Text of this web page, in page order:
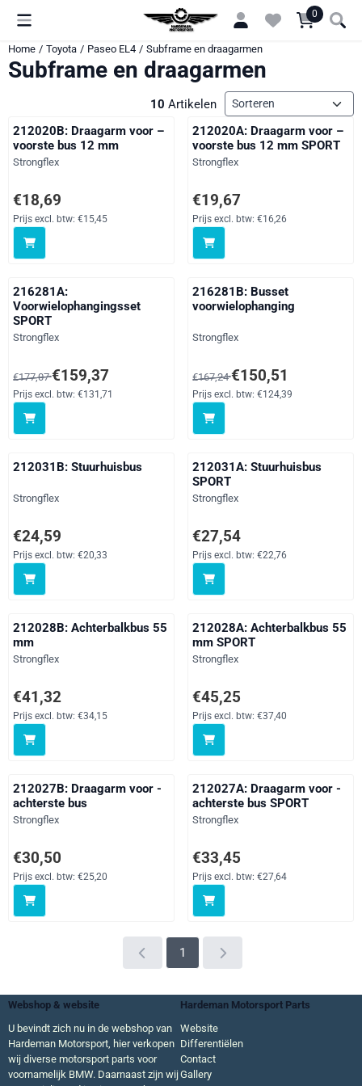
Cookievoorkeuren zijn momenteel gesloten. 0
Home / Toyota / Paseo EL4 / Subframe en draagarmen
Subframe en draagarmen
10 Artikelen Sorteermethode
212020B: Draagarm voor –
voorste bus 12 mm
Merk:
Strongflex
Prijs: 18,69, exclusief btw: 15,45
€18,69
Prijs excl. btw: €15,45
212020A: Draagarm voor –
voorste bus 12 mm SPORT
Merk:
Strongflex
Prijs: 19,67, exclusief btw: 16,26
€19,67
Prijs excl. btw: €16,26
216281A:
Voorwielophangingsset
SPORT
Merk:
Strongflex
Van 177,07 voor 159,37, exclusief btw: 131,71
€177,07€159,37
Prijs excl. btw: €131,71
216281B: Busset
voorwielophanging
Merk:
Strongflex
Van 167,24 voor 150,51,
€167,24€150,51
Prijs excl. btw: €124,39
212031B: Stuurhuisbus
Merk:
Strongflex
Prijs: 24,59, exclusief btw: 20,33
€24,59
Prijs excl. btw: €20,33
212031A: Stuurhuisbus
SPORT
Merk:
Strongflex
Prijs: 27,54, exclusief btw: 22,76
€27,54
Prijs excl. btw: €22,76
212028B: Achterbalkbus 55
mm
Merk:
Strongflex
Prijs: 41,32, exclusief btw: 34,15
€41,32
Prijs excl. btw: €34,15
212028A: Achterbalkbus 55
mm SPORT
Merk:
Strongflex
Prijs: 45,25, exclusief btw: 37,40
€45,25
Prijs excl. btw: €37,40
212027B: Draagarm voor -
achterste bus
Merk:
Strongflex
Prijs: 30,50, exclusief btw: 25,20
€30,50
Prijs excl. btw: €25,20
212027A: Draagarm voor -
achterste bus SPORT
Merk:
Strongflex
Prijs: 33,45, exclusief btw: 27,64
€33,45
Prijs excl. btw: €27,64
1
Webshop & website
Hardeman Motorsport Parts
U bevindt zich nu in de webshop van
Hardeman Motorsport, hier verkopen
wij diverse motorsport parts voor
voornamelijk BMW. Daarnaast zijn wij
Website
Differentiëlen
Contact
Gallery